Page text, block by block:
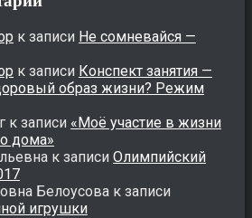
к записи Не сомневайся —
к записи Конспект занятия —
образ жизни? Режим
к записи «Моё участие в жизни
дома»
к записи Олимпийский
Белоусова к записи
игрушки